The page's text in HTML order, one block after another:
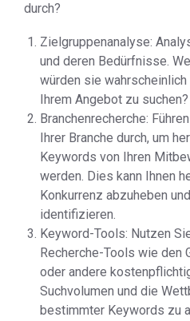
durch?
Zielgruppenanalyse:
und deren Bedürfnisse.
würden sie wahrscheinlich
Ihrem Angebot zu suchen?
Branchenrecherche:
Ihrer Branche durch, um
Keywords von Ihren
werden. Dies kann Ihnen
Konkurrenz abzuheben
identifizieren.
Keyword-Tools: Nutzen
Recherche-Tools wie den
oder andere
Suchvolumen und die
bestimmter Keywords zu